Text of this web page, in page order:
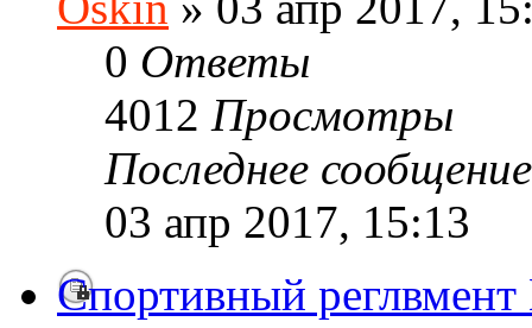
0 Ответы
4012 Просмотры
Последнее
03 апр 2017, 15:13
Спортивный